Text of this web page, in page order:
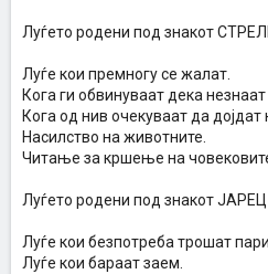
Луѓето родени под знакот
Луѓе кои премногу се жалат.
Кога ги обвинуваат дека
Кога од нив очекуваат да дојдат
Насилство на животните.
Читање за кршење на
Луѓето родени под знакот ЈАРЕЦ
Луѓе кои безпотреба трошат пари.
Луѓе кои бараат заем.